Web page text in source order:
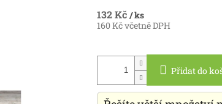
132 Kč / ks
160 Kč včetně DPH
cena:
Přidat do